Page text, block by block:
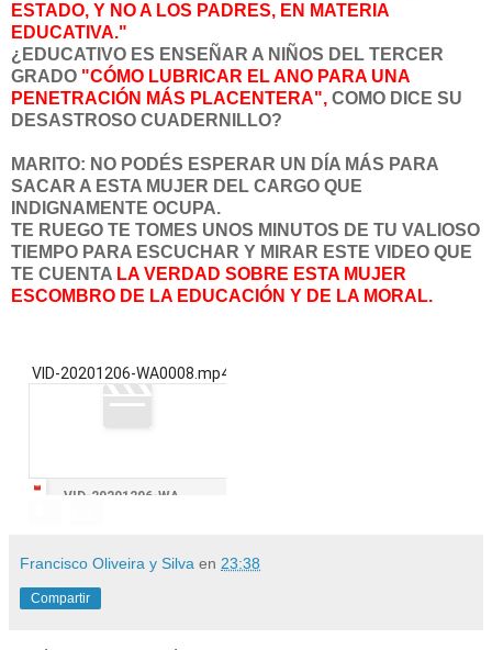
ESTADO, Y NO A LOS PADRES, EN MATERIA
EDUCATIVA."
¿EDUCATIVO ES ENSEÑAR A NIÑOS DEL TERCER
GRADO "CÓMO LUBRICAR EL ANO PARA UNA
PENETRACIÓN MÁS PLACENTERA", COMO DICE SU
DESASTROSO CUADERNILLO?
MARITO: NO PODÉS ESPERAR UN DÍA MÁS PARA
SACAR A ESTA MUJER DEL CARGO QUE
INDIGNAMENTE OCUPA.
TE RUEGO TE TOMES UNOS MINUTOS DE TU VALIOSO
TIEMPO PARA ESCUCHAR Y MIRAR ESTE VIDEO QUE
TE CUENTA LA VERDAD SOBRE ESTA MUJER
ESCOMBRO DE LA EDUCACIÓN Y DE LA MORAL.
VID-20201206-WA0008.mp4
Francisco Oliveira y Silva en 23:38
Compartir